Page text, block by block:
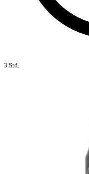
3 Std.